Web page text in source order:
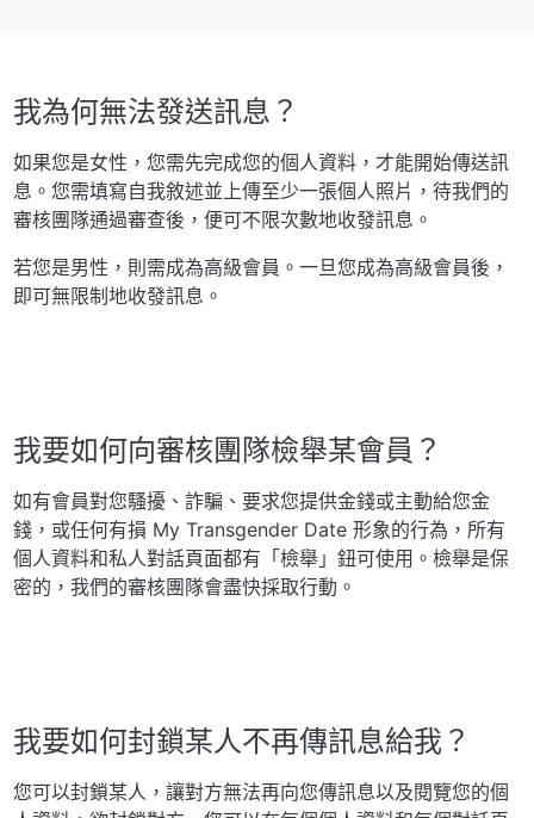
我為何無法發送訊息？
如果您是女性，您需先完成您的個人資料，才能開始傳送訊
息。您需填寫自我敘述並上傳至少一張個人照片，待我們的
審核團隊通過審查後，便可不限次數地收發訊息。
若您是男性，則需成為高級會員。一旦您成為高級會員後，
即可無限制地收發訊息。
我要如何向審核團隊檢舉某會員？
如有會員對您騷擾、詐騙、要求您提供金錢或主動給您金
錢，或任何有損 My Transgender Date 形象的行為，所有
個人資料和私人對話頁面都有「檢舉」鈕可使用。檢舉是保
密的，我們的審核團隊會盡快採取行動。
我要如何封鎖某人不再傳訊息給我？
您可以封鎖某人，讓對方無法再向您傳訊息以及閱覽您的個